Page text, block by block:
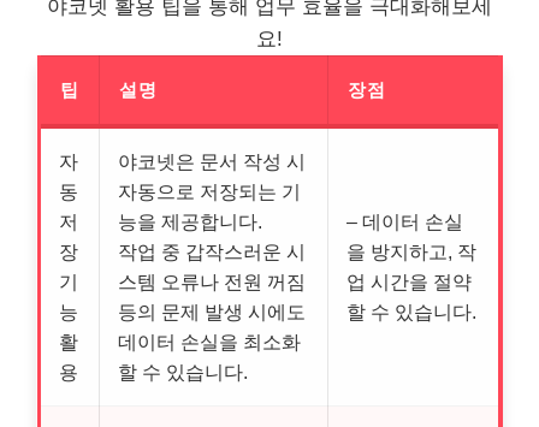
야코넷 활용 팁을 통해 업무 효율을 극대화해보세
요!
팁 설명 장점
자
동
저
장
기
능
활
용
야코넷은 문서 작성 시
자동으로 저장되는 기
능을 제공합니다.
작업 중 갑작스러운 시
스템 오류나 전원 꺼짐
등의 문제 발생 시에도
데이터 손실을 최소화
할 수 있습니다.
– 데이터 손실
을 방지하고, 작
업 시간을 절약
할 수 있습니다.